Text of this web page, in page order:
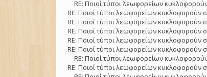
RE: Ποιοί τύποι λεωφορείων
RE: Ποιοί τύποι λεωφορείων κυκλοφορούν
RE: Ποιοί τύποι λεωφορείων κυκλοφορούν
RE: Ποιοί τύποι λεωφορείων κυκλοφορούν
RE: Ποιοί τύποι λεωφορείων κυκλοφορούν
RE: Ποιοί τύποι λεωφορείων κυκλοφορούν
RE: Ποιοί τύποι λεωφορείων
RE: Ποιοί τύποι λεωφορείων κυκλοφορούν